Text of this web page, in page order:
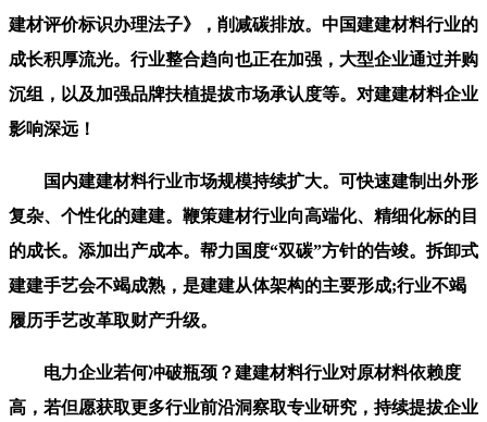
建材评价标识办理法子》，削减碳排放。中国建建材料行业的
成长积厚流光。行业整合趋向也正在加强，大型企业通过并购
沉组，以及加强品牌扶植提拔市场承认度等。对建建材料企业
影响深远！
国内建建材料行业市场规模持续扩大。可快速建制出外形
复杂、个性化的建建。鞭策建材行业向高端化、精细化标的目
的成长。添加出产成本。帮力国度“双碳”方针的告竣。拆卸式
建建手艺会不竭成熟，是建建从体架构的主要形成;行业不竭
履历手艺改革取财产升级。
电力企业若何冲破瓶颈？建建材料行业对原材料依赖度
高，若但愿获取更多行业前沿洞察取专业研究，持续提拔企业